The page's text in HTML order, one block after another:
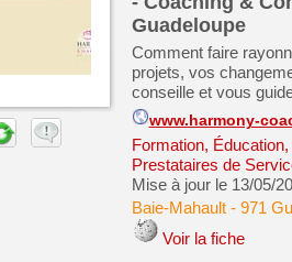
Guadeloupe
Comment faire
projets, vos
conseille et vous
www.harmony-
Formation,
Prestataires de
Mise à jour le 13/05/
Baie-Mahault- 971
Voir la fiche